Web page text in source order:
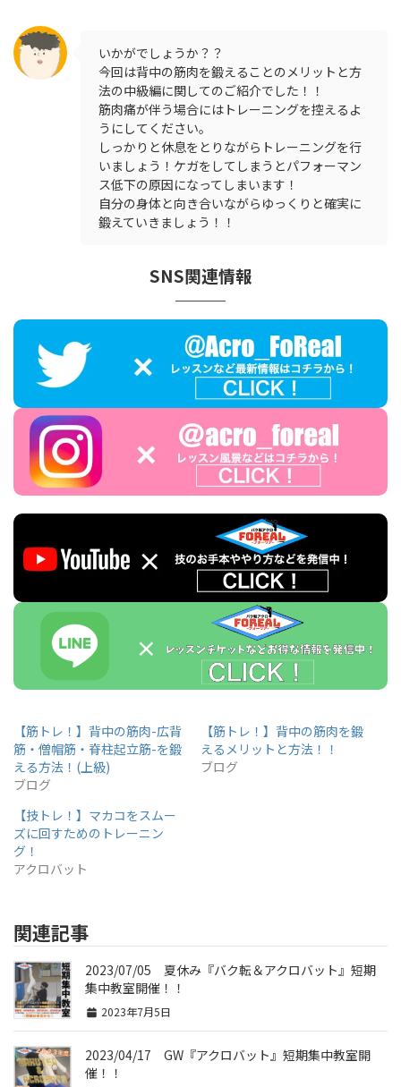
いかがでしょうか？？
今回は背中の筋肉を鍛えることのメリットと方
法の中級編に関してのご紹介でした！！
筋肉痛が伴う場合にはトレーニングを控えるよ
うにしてください。
しっかりと休息をとりながらトレーニングを行
いましょう！ケガをしてしまうとパフォーマン
ス低下の原因になってしまいます！
自分の身体と向き合いながらゆっくりと確実に
鍛えていきましょう！！
SNS関連情報
【筋トレ！】背中の筋肉-広背
筋・僧帽筋・脊柱起立筋-を鍛
える方法！(上級)
ブログ
【筋トレ！】背中の筋肉を鍛
えるメリットと方法！！
ブログ
【技トレ！】マカコをスムー
ズに回すためのトレーニン
グ！
アクロバット
関連記事
2023/07/05 夏休み『バク転＆アクロバット』短期
集中教室開催！！
2023年7月5日
2023/04/17 GW『アクロバット』短期集中教室開
催！！